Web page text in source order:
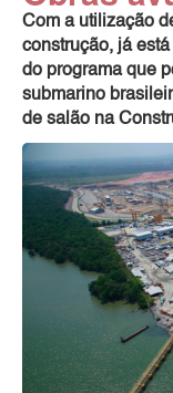
Com a utilização
construção, já
do programa que
submarino
de salão na